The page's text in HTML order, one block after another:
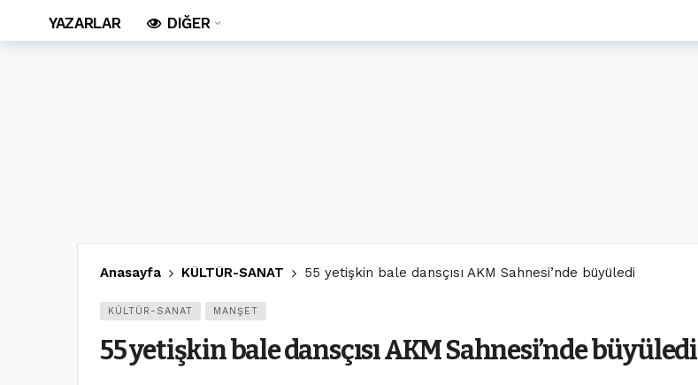
YAZARLAR
DIĞER
Anasayfa KÜLTÜR-SANAT 55 yetişkin bale dansçısı AKM Sahnesi’nde büyüledi
KÜLTÜR-SANAT MANŞET
55 yetişkin bale dansçısı AKM Sahnesi’nde büyüledi